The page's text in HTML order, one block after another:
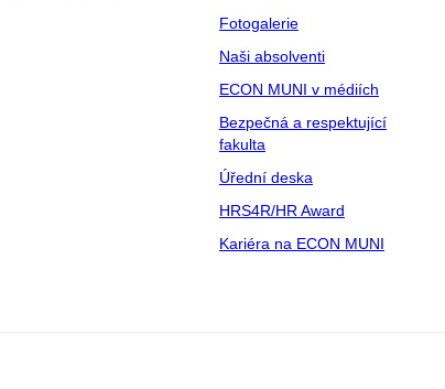
Fotogalerie
Naši absolventi
ECON MUNI v médiích
Bezpečná a respektující
fakulta
Úřední deska
HRS4R/HR Award
Kariéra na ECON MUNI